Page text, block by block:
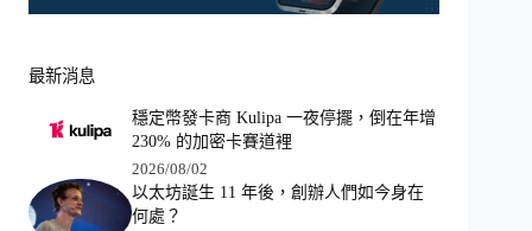
最新消息
穩定幣發卡商 Kulipa 一夜停擺，倒在年增
230% 的加密卡賽道裡
2026/08/02
以太坊誕生 11 年後，創辦人們如今身在
何處？